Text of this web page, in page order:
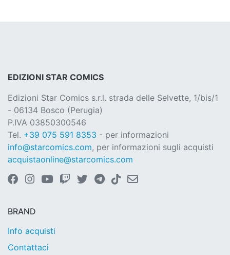
EDIZIONI STAR COMICS
Edizioni Star Comics s.r.l. strada delle Selvette, 1/bis/1
- 06134 Bosco (Perugia)
P.IVA 03850300546
Tel. +39 075 591 8353 - per informazioni
info@starcomics.com, per informazioni sugli acquisti
acquistaonline@starcomics.com
BRAND
Info acquisti
Contattaci